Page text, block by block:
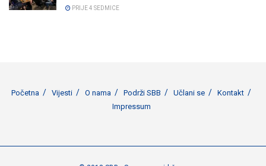
PRIJE 4 SEDMICE
Početna Vijesti O nama Podrži SBB Učlani se
Kontakt
Impressum